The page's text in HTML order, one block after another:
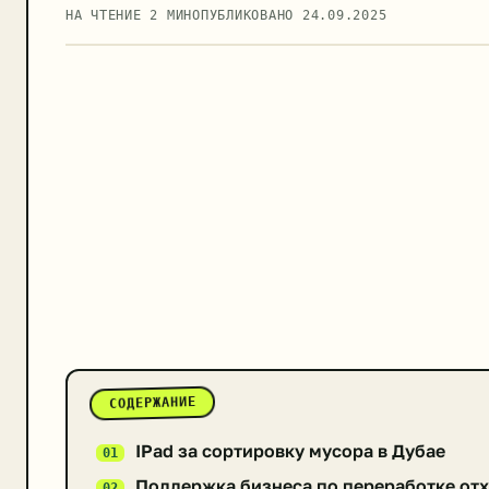
НА ЧТЕНИЕ 2 МИНОПУБЛИКОВАНО 24.09.2025
СОДЕРЖАНИЕ
IPad за сортировку мусора в Дубае